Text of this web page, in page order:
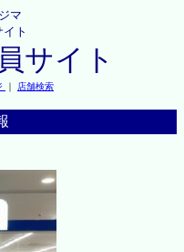
マ
ト
サイト
｜ 店舗検索